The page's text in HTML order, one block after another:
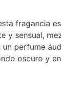
fragancia
y sensual,
un perfume
oscuro y